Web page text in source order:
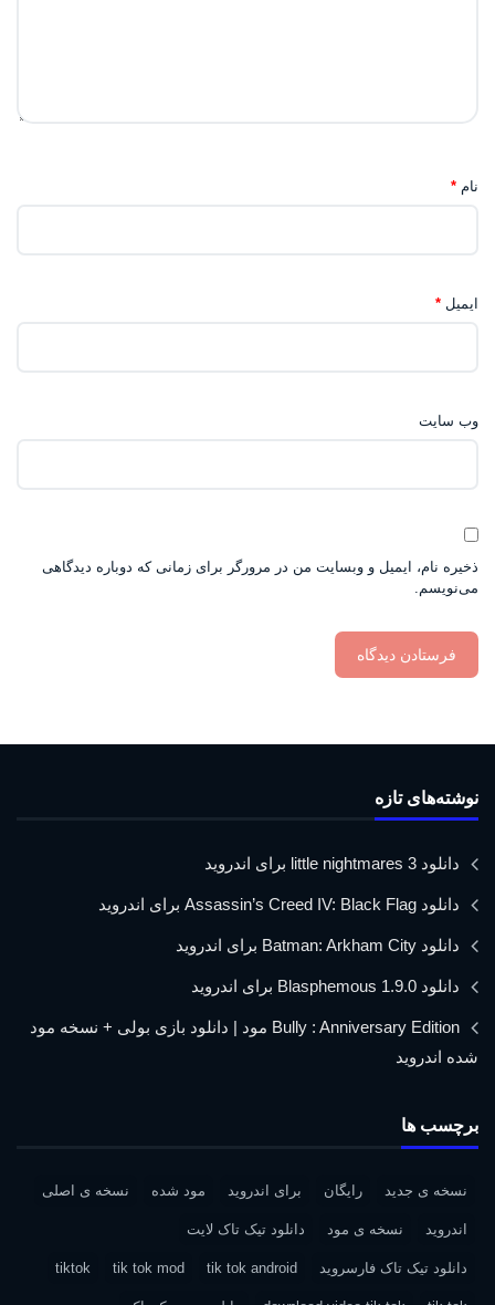
نام *
ایمیل *
وب‌ سایت
ذخیره نام، ایمیل و وبسایت من در مرورگر برای زمانی که دوباره دیدگاهی
می‌نویسم.
نوشته‌های تازه
دانلود little nightmares 3 برای اندروید
دانلود Assassin’s Creed IV: Black Flag برای اندروید
دانلود Batman: Arkham City برای اندروید
دانلود Blasphemous 1.9.0 برای اندروید
Bully : Anniversary Edition مود | دانلود بازی بولی + نسخه مود
شده اندروید
برچسب ها
نسخه ی جدید رایگان برای اندروید مود شده نسخه ی اصلی
اندروید نسخه ی مود دانلود تیک تاک لایت
دانلود تیک تاک فارسروید tik tok android
tik tok mod
tiktok